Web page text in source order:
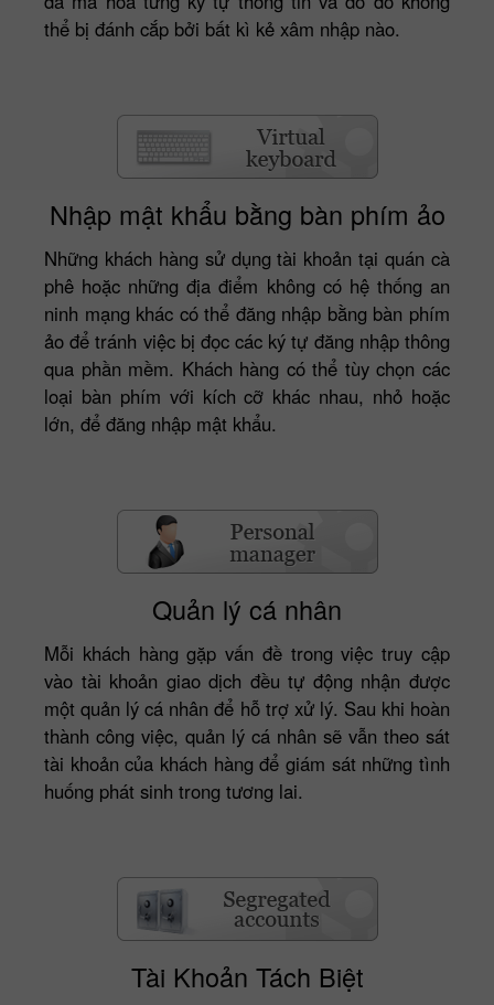
thể bị đánh cắp bởi bất kì kẻ xâm nhập nào.
Nhập mật khẩu bằng bàn phím ảo
Những khách hàng sử dụng tài khoản tại quán cà
phê hoặc những địa điểm không có hệ thống an
ninh mạng khác có thể đăng nhập bằng bàn phím
ảo để tránh việc bị đọc các ký tự đăng nhập thông
qua phần mềm. Khách hàng có thể tùy chọn các
loại bàn phím với kích cỡ khác nhau, nhỏ hoặc
lớn, để đăng nhập mật khẩu.
Quản lý cá nhân
Mỗi khách hàng gặp vấn đề trong việc truy cập
vào tài khoản giao dịch đều tự động nhận được
một quản lý cá nhân để hỗ trợ xử lý. Sau khi hoàn
thành công việc, quản lý cá nhân sẽ vẫn theo sát
tài khoản của khách hàng để giám sát những tình
huống phát sinh trong tương lai.
Tài Khoản Tách Biệt